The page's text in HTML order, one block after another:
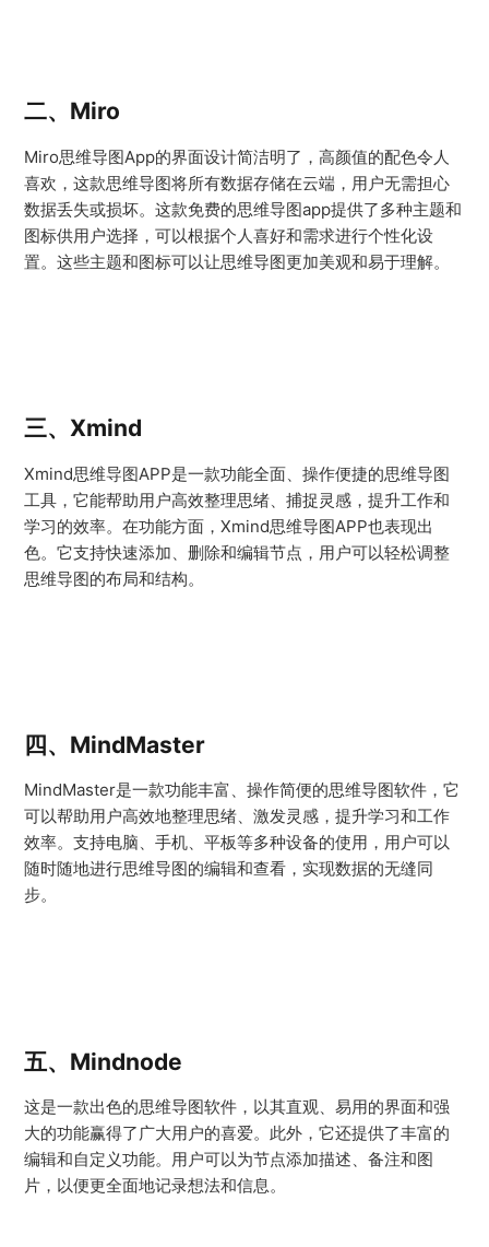
二、Miro
Miro思维导图App的界面设计简洁明了，高颜值的配色令人
喜欢，这款思维导图将所有数据存储在云端，用户无需担心
数据丢失或损坏。这款免费的思维导图app提供了多种主题和
图标供用户选择，可以根据个人喜好和需求进行个性化设
置。这些主题和图标可以让思维导图更加美观和易于理解。
三、Xmind
Xmind思维导图APP是一款功能全面、操作便捷的思维导图
工具，它能帮助用户高效整理思绪、捕捉灵感，提升工作和
学习的效率。在功能方面，Xmind思维导图APP也表现出
色。它支持快速添加、删除和编辑节点，用户可以轻松调整
思维导图的布局和结构。
四、MindMaster
MindMaster是一款功能丰富、操作简便的思维导图软件，它
可以帮助用户高效地整理思绪、激发灵感，提升学习和工作
效率。支持电脑、手机、平板等多种设备的使用，用户可以
随时随地进行思维导图的编辑和查看，实现数据的无缝同
步。
五、Mindnode
这是一款出色的思维导图软件，以其直观、易用的界面和强
大的功能赢得了广大用户的喜爱。此外，它还提供了丰富的
编辑和自定义功能。用户可以为节点添加描述、备注和图
片，以便更全面地记录想法和信息。